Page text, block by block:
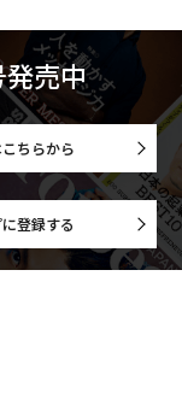
売中
ちらから
登録する